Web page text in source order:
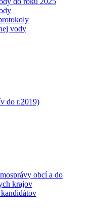
vody
do r.2019)
obcí a do
krajov